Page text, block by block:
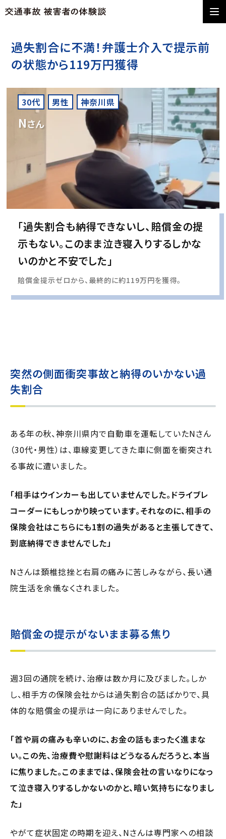
過失割合に不満！弁護士介入で提示前
の状態から119万円獲得
30代 男性 神奈川県
Nさん
「過失割合も納得できないし、賠償金の提
示もない。このまま泣き寝入りするしかな
いのかと不安でした」
賠償金提示ゼロから、最終的に約119万円を獲得。
突然の側面衝突事故と納得のいかない過
失割合
ある年の秋、神奈川県内で自動車を運転していたNさん
（30代・男性）は、車線変更してきた車に側面を衝突され
る事故に遭いました。
「相手はウインカーも出していませんでした。ドライブレ
コーダーにもしっかり映っています。それなのに、相手の
保険会社はこちらにも1割の過失があると主張してきて、
到底納得できませんでした」
Nさんは頚椎捻挫と右肩の痛みに苦しみながら、長い通
院生活を余儀なくされました。
賠償金の提示がないまま募る焦り
週3回の通院を続け、治療は数か月に及びました。しか
し、相手方の保険会社からは過失割合の話ばかりで、具
体的な賠償金の提示は一向にありませんでした。
「首や肩の痛みも辛いのに、お金の話もまったく進まな
い。この先、治療費や慰謝料はどうなるんだろうと、本当
に焦りました。このままでは、保険会社の言いなりになっ
て泣き寝入りするしかないのかと、暗い気持ちになりまし
た」
やがて症状固定の時期を迎え、Nさんは専門家への相談